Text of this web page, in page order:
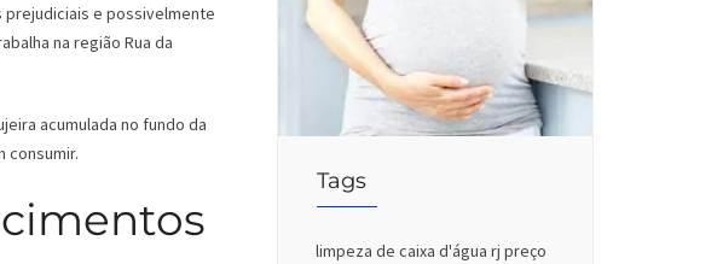
Tags
limpeza de caixa d'água rj preço
e possivelmente
na região Rua da
acumulada no fundo da
consumir.